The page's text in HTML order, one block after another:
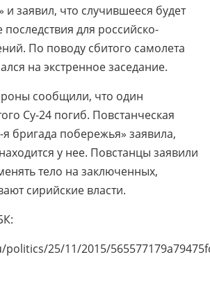
и заявил, что случившееся будет
для российско-
По поводу сбитого самолета
на экстренное заседание.
сообщили, что один
Су-24 погиб. Повстанческая
я бригада побережья» заявила,
у нее. Повстанцы заявили
тело на заключенных,
сирийские власти.
25/11/2015/